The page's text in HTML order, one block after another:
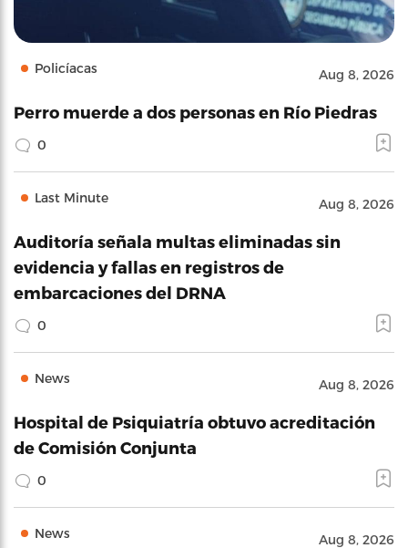
Policíacas Aug 8, 2026
Perro muerde a dos personas en Río Piedras
0
Last Minute Aug 8, 2026
Auditoría señala multas eliminadas sin
evidencia y fallas en registros de
embarcaciones del DRNA
0
News Aug 8, 2026
Hospital de Psiquiatría obtuvo acreditación
de Comisión Conjunta
0
News Aug 8, 2026